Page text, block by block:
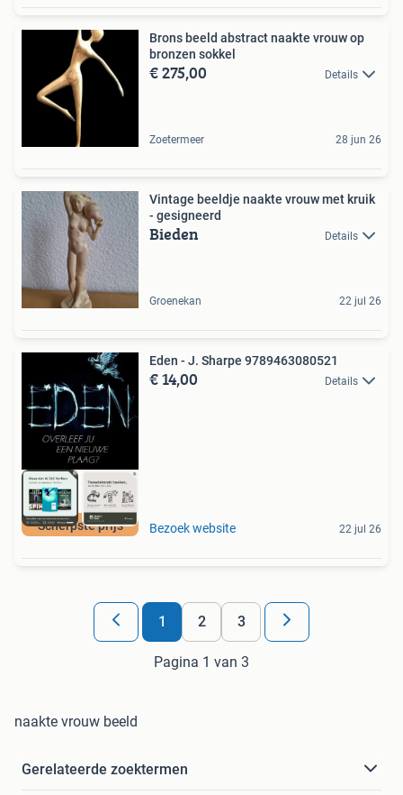
Brons beeld abstract naakte vrouw op
bronzen sokkel
€ 275,00 Details
Zoetermeer 28 jun 26
Vintage beeldje naakte vrouw met kruik
- gesigneerd
Bieden Details
Groenekan 22 jul 26
Scherpste prijs
Eden - J. Sharpe 9789463080521
€ 14,00 Details
Bezoek website 22 jul 26
1 2 3
Pagina 1 van 3
naakte vrouw beeld
Gerelateerde zoektermen